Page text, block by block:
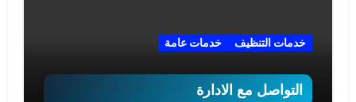
خدمات التنظيف خدمات عامة
التواصل مع الادارة